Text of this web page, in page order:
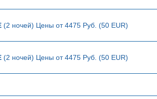
(2 ночей) Цены от 4475 Руб. (50 EUR)
(2 ночей) Цены от 4475 Руб. (50 EUR)